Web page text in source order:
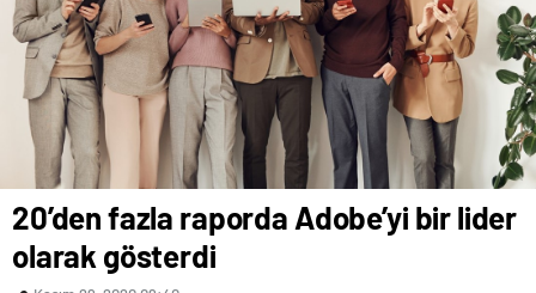
20’den fazla raporda Adobe’yi bir lider
olarak gösterdi